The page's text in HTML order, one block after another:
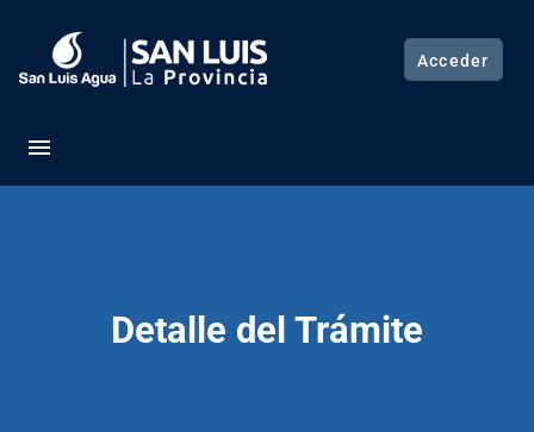
Acceder
menu
Detalle del Trámite